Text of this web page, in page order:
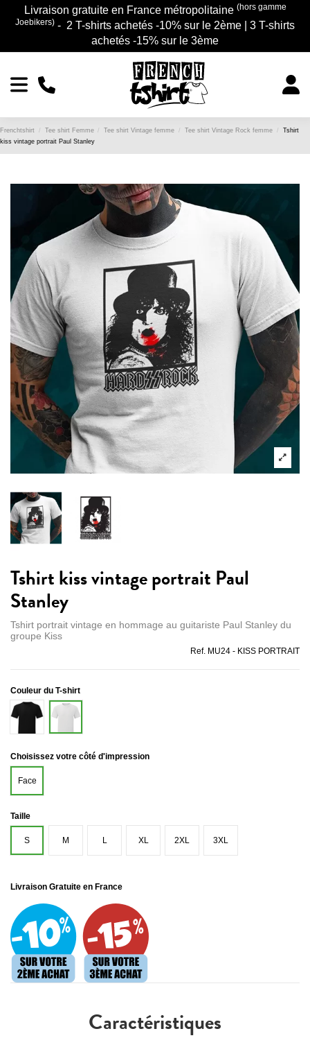
Livraison gratuite en France métropolitaine (hors gamme
Joebikers) - 2 T-shirts achetés -10% sur le 2ème | 3 T-shirts
achetés -15% sur le 3ème
Frenchtshirt Tee shirt Femme Tee shirt Vintage femme Tee shirt Vintage Rock femme
Tshirt
kiss vintage portrait Paul Stanley
Tshirt kiss vintage portrait Paul
Stanley
Tshirt portrait vintage en hommage au guitariste Paul Stanley du
groupe Kiss
Ref. MU24 - KISS PORTRAIT
Couleur du T-shirt
Noir
Blanc
Choisissez votre côté d'impression
Face
Taille
S M L XL 2XL 3XL
Livraison Gratuite en France
Caractéristiques